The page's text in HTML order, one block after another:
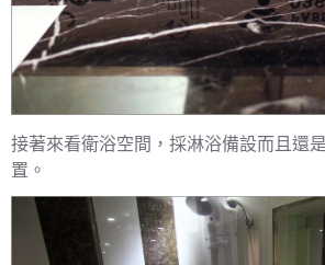
接著來看衛浴空間，採淋浴備設而且還
置。